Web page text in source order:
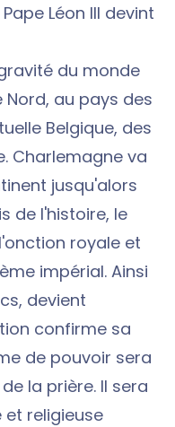
Léon III devint
du monde
au pays des
Belgique, des
Charlemagne va
jusqu'alors
de l'histoire, le
royale et
impérial. Ainsi
devient
confirme sa
de pouvoir sera
la prière. Il sera
religieuse